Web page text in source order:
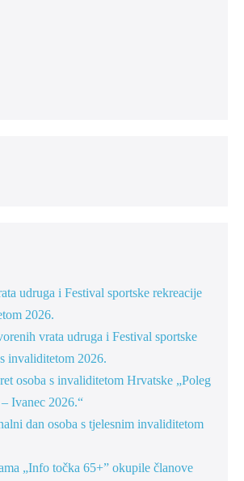
udruga i Festival sportske rekreacije
2026.
vrata udruga i Festival sportske
invaliditetom 2026.
osoba s invaliditetom Hrvatske „Poleg
Ivanec 2026.“
dan osoba s tjelesnim invaliditetom
„Info točka 65+” okupile članove